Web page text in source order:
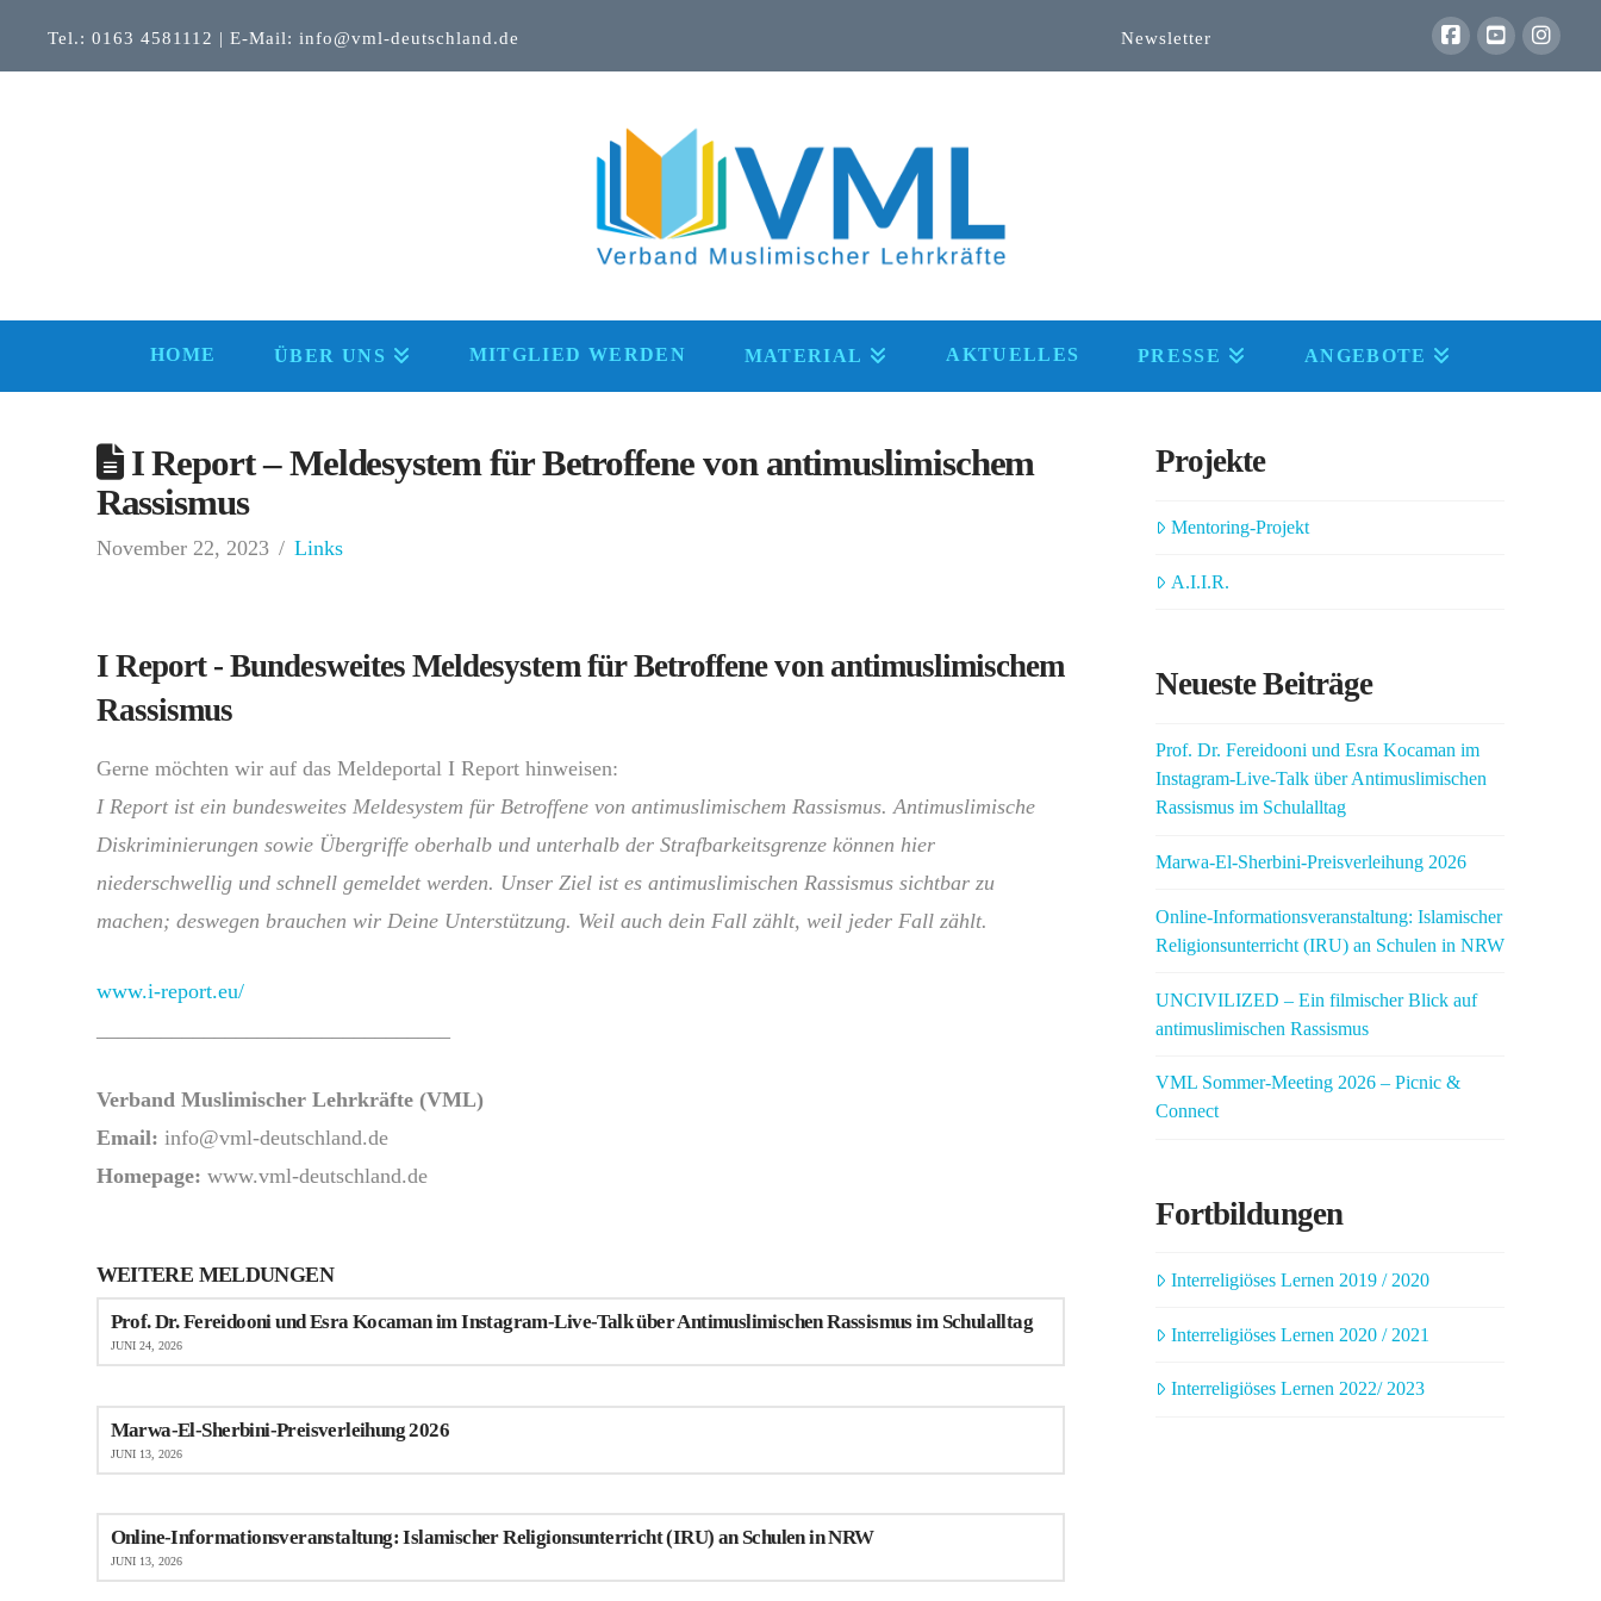
Tel.: 0163 4581112 | E-Mail: info@vml-deutschland.de Newsletter
HOME ÜBER UNS MITGLIED WERDEN MATERIAL AKTUELLES PRESSE ANGEBOTE
I Report – Meldesystem für Betroffene von antimuslimischem
Rassismus
November 22, 2023 Links
I Report - Bundesweites Meldesystem für Betroffene von antimuslimischem
Rassismus
Gerne möchten wir auf das Meldeportal I Report hinweisen:
I Report ist ein bundesweites Meldesystem für Betroffene von antimuslimischem Rassismus. Antimuslimische
Diskriminierungen sowie Übergriffe oberhalb und unterhalb der Strafbarkeitsgrenze können hier
niederschwellig und schnell gemeldet werden. Unser Ziel ist es antimuslimischen Rassismus sichtbar zu
machen; deswegen brauchen wir Deine Unterstützung. Weil auch dein Fall zählt, weil jeder Fall zählt.
www.i-report.eu/
Verband Muslimischer Lehrkräfte (VML)
Email: info@vml-deutschland.de
Homepage: www.vml-deutschland.de
WEITERE MELDUNGEN
Prof. Dr. Fereidooni und Esra Kocaman im Instagram-Live-Talk über Antimuslimischen Rassismus im Schulalltag
JUNI 24, 2026
Marwa-El-Sherbini-Preisverleihung 2026
JUNI 13, 2026
Online-Informationsveranstaltung: Islamischer Religionsunterricht (IRU) an Schulen in NRW
JUNI 13, 2026
Projekte
Mentoring-Projekt
A.I.I.R.
Neueste Beiträge
Prof. Dr. Fereidooni und Esra Kocaman im
Instagram-Live-Talk über Antimuslimischen
Rassismus im Schulalltag
Marwa-El-Sherbini-Preisverleihung 2026
Online-Informationsveranstaltung: Islamischer
Religionsunterricht (IRU) an Schulen in NRW
UNCIVILIZED – Ein filmischer Blick auf
antimuslimischen Rassismus
VML Sommer-Meeting 2026 – Picnic &
Connect
Fortbildungen
Interreligiöses Lernen 2019 / 2020
Interreligiöses Lernen 2020 / 2021
Interreligiöses Lernen 2022/ 2023